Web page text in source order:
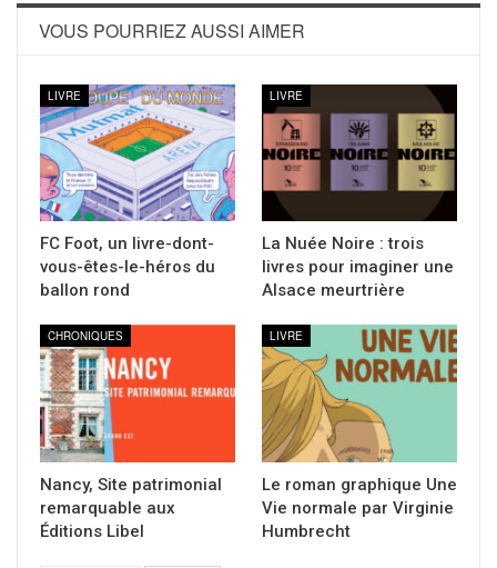
VOUS POURRIEZ AUSSI AIMER
LIVRE
FC Foot, un livre-dont-
vous-êtes-le-héros du
ballon rond
LIVRE
La Nuée Noire : trois
livres pour imaginer une
Alsace meurtrière
CHRONIQUES
Nancy, Site patrimonial
remarquable aux
Éditions Libel
LIVRE
Le roman graphique Une
Vie normale par Virginie
Humbrecht